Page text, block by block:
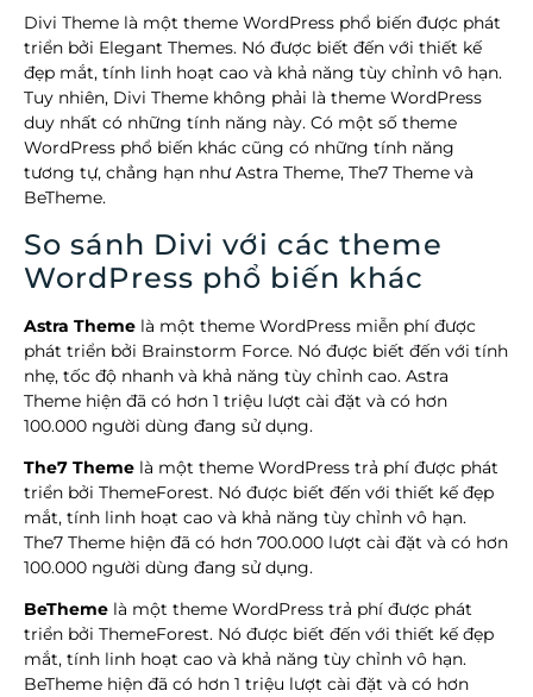
Divi Theme là một theme WordPress phổ biến được phát
triển bởi Elegant Themes. Nó được biết đến với thiết kế
đẹp mắt, tính linh hoạt cao và khả năng tùy chỉnh vô hạn.
Tuy nhiên, Divi Theme không phải là theme WordPress
duy nhất có những tính năng này. Có một số theme
WordPress phổ biến khác cũng có những tính năng
tương tự, chẳng hạn như Astra Theme, The7 Theme và
BeTheme.
So sánh Divi với các theme
WordPress phổ biến khác
Astra Theme là một theme WordPress miễn phí được
phát triển bởi Brainstorm Force. Nó được biết đến với tính
nhẹ, tốc độ nhanh và khả năng tùy chỉnh cao. Astra
Theme hiện đã có hơn 1 triệu lượt cài đặt và có hơn
100.000 người dùng đang sử dụng.
The7 Theme là một theme WordPress trả phí được phát
triển bởi ThemeForest. Nó được biết đến với thiết kế đẹp
mắt, tính linh hoạt cao và khả năng tùy chỉnh vô hạn.
The7 Theme hiện đã có hơn 700.000 lượt cài đặt và có hơn
100.000 người dùng đang sử dụng.
BeTheme là một theme WordPress trả phí được phát
triển bởi ThemeForest. Nó được biết đến với thiết kế đẹp
mắt, tính linh hoạt cao và khả năng tùy chỉnh vô hạn.
BeTheme hiện đã có hơn 1 triệu lượt cài đặt và có hơn